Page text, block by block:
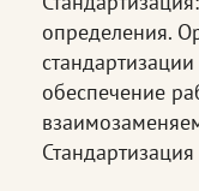
определения.
обеспечение